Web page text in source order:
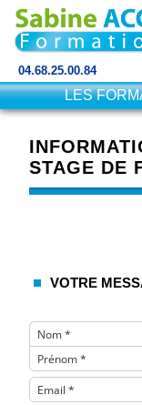
04.68.25.00.84
STAGE DE
VOTRE